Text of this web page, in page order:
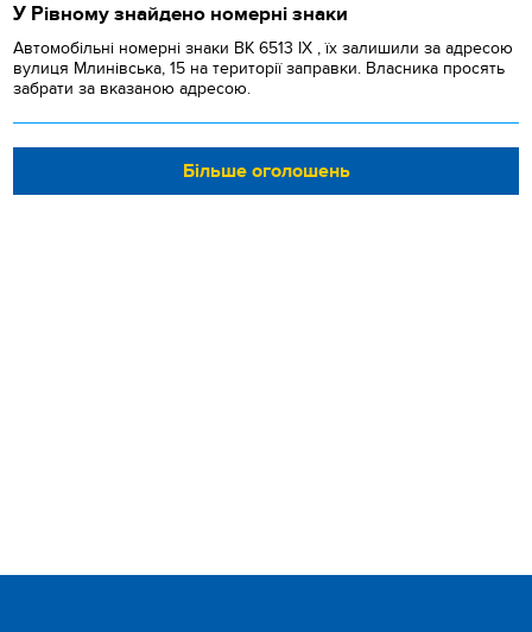
У Рівному знайдено номерні знаки
Автомобільні номерні знаки BK 6513 IX , їх залишили за адресою
вулиця Млинівська, 15 на території заправки. Власника просять
забрати за вказаною адресою.
Більше оголошень